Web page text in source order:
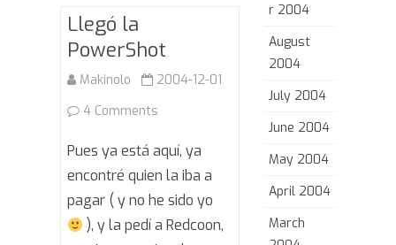
Llegó la
PowerShot
Makinolo
2004-12-01
4 Comments
Llegó
la
PowerShot
Pues ya está aquí, ya
encontré quien la iba a
pagar ( y no he sido yo
), y la pedí a Redcoon,
r 2004
August
2004
July 2004
June 2004
May 2004
April 2004
March